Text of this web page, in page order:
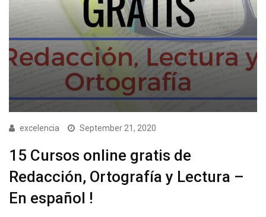
excelencia September 21, 2020
15 Cursos online gratis de
Redacción, Ortografía y Lectura –
En español !